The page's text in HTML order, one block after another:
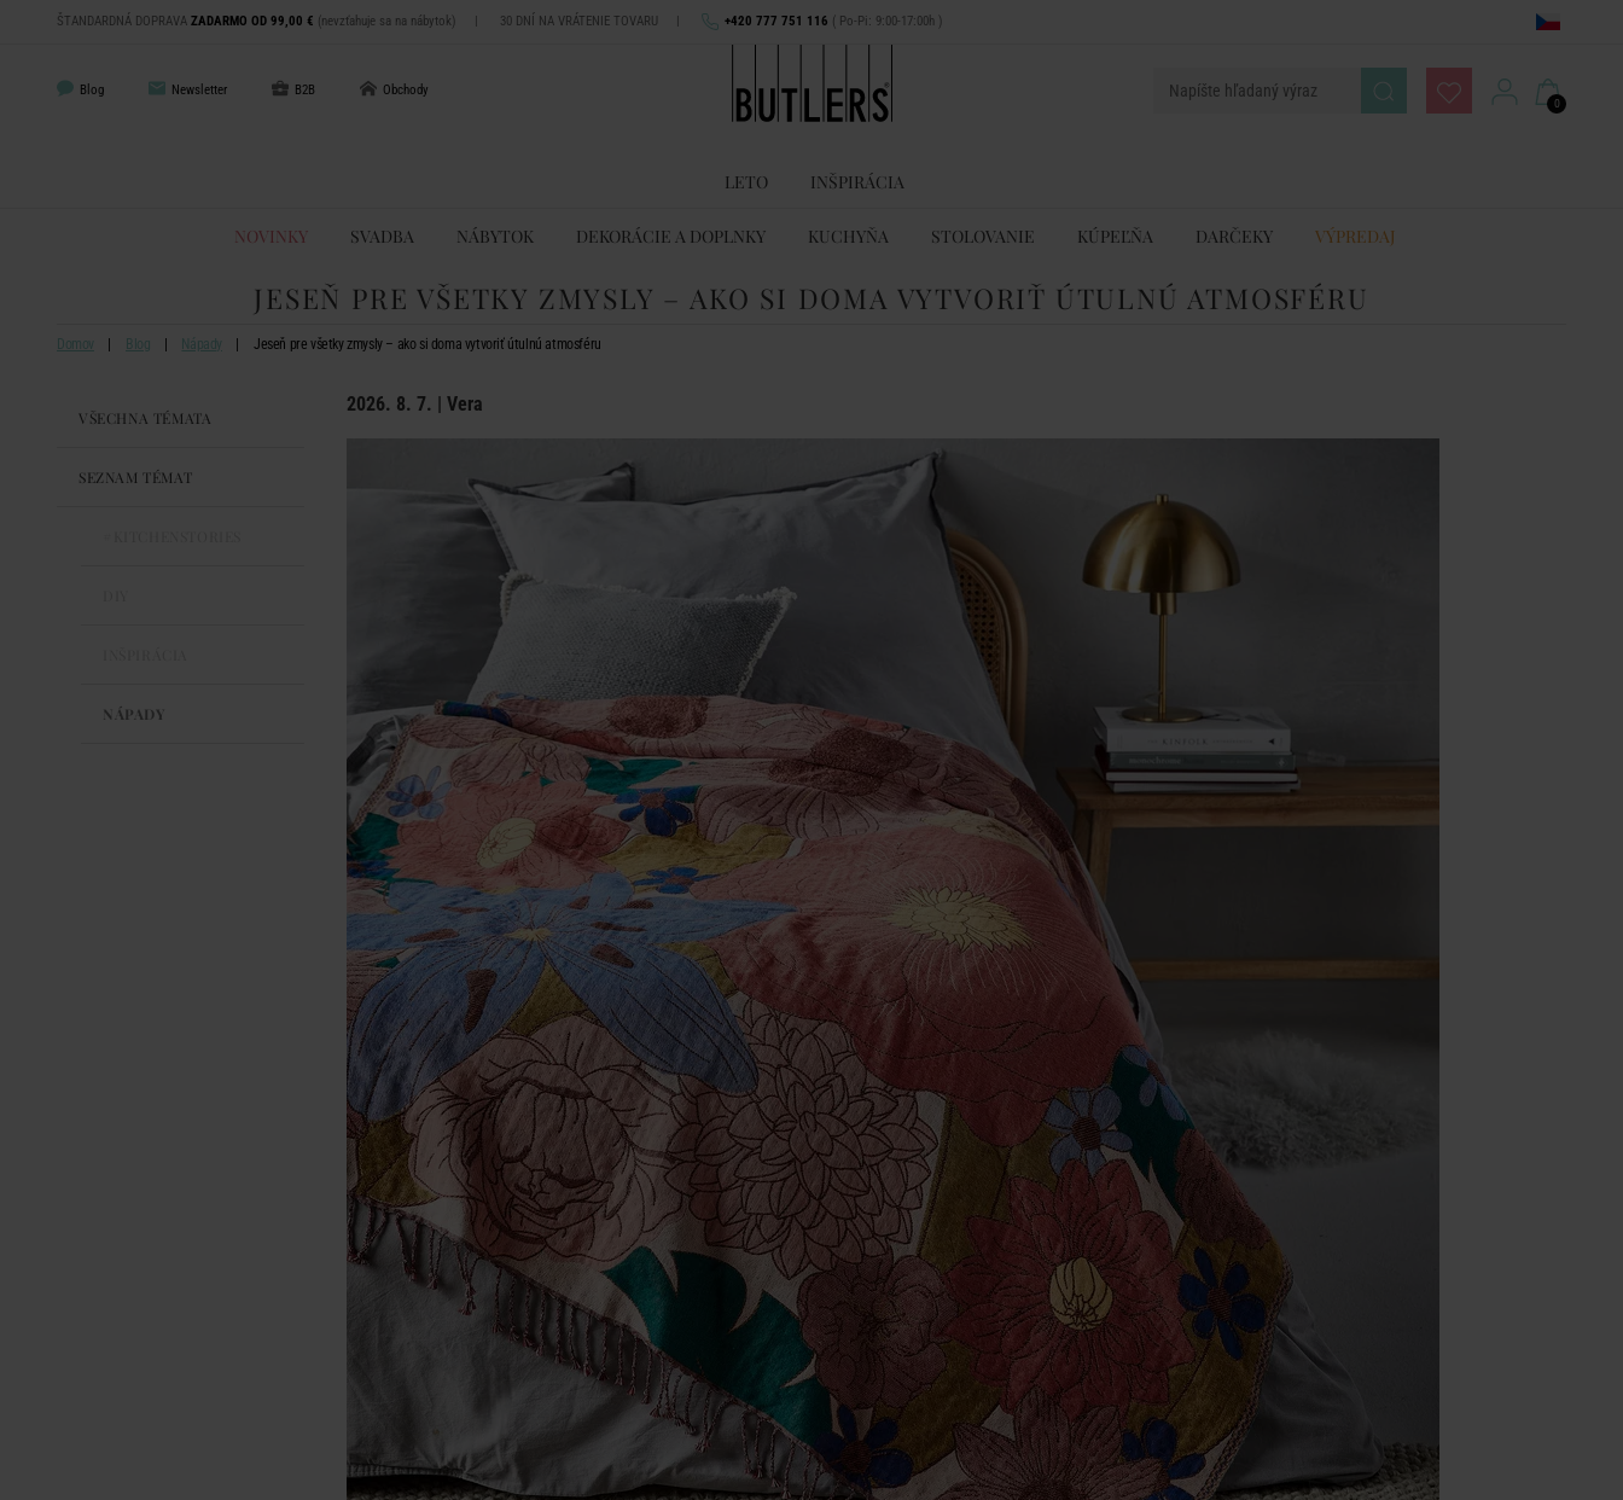
ŠTANDARDNÁ DOPRAVA ZADARMO OD 99,00 € (nevzťahuje sa na nábytok) | 30 DNÍ NA VRÁTENIE TOVARU | +420 777 751 116 ( Po-Pi: 9:00-17:00h )
Blog Newsletter B2B Obchody
0
LETO INŠPIRÁCIA
NOVINKY SVADBA NÁBYTOK DEKORÁCIE A DOPLNKY KUCHYŇA STOLOVANIE KÚPEĽŇA DARČEKY VÝPREDAJ
JESEŇ PRE VŠETKY ZMYSLY – AKO SI DOMA VYTVORIŤ ÚTULNÚ ATMOSFÉRU
Domov Blog Nápady Jeseň pre všetky zmysly – ako si doma vytvoriť útulnú atmosféru
VŠECHNA TÉMATA
SEZNAM TÉMAT
NÁPADY
2026. 8. 7. | Vera